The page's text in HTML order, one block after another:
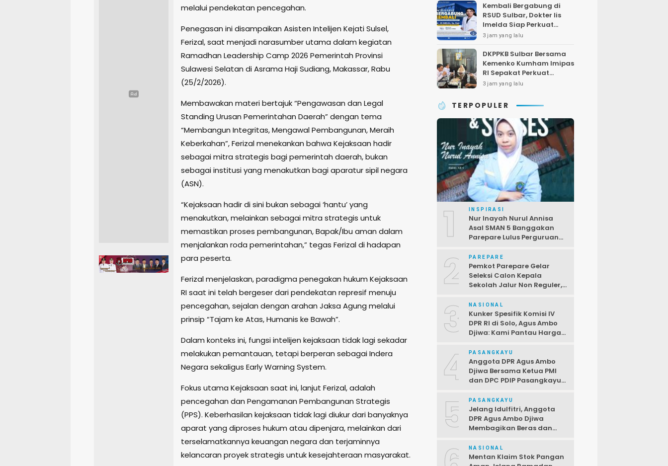
melalui pendekatan pencegahan.
Penegasan ini disampaikan Asisten Intelijen Kejati Sulsel,
Ferizal, saat menjadi narasumber utama dalam kegiatan
Ramadhan Leadership Camp 2026 Pemerintah Provinsi
Sulawesi Selatan di Asrama Haji Sudiang, Makassar, Rabu
(25/2/2026).
Membawakan materi bertajuk “Pengawasan dan Legal
Standing Urusan Pemerintahan Daerah” dengan tema
“Membangun Integritas, Mengawal Pembangunan, Meraih
Keberkahan”, Ferizal menekankan bahwa Kejaksaan hadir
sebagai mitra strategis bagi pemerintah daerah, bukan
sebagai institusi yang menakutkan bagi aparatur sipil negara
(ASN).
“Kejaksaan hadir di sini bukan sebagai ‘hantu’ yang
menakutkan, melainkan sebagai mitra strategis untuk
memastikan proses pembangunan, Bapak/Ibu aman dalam
menjalankan roda pemerintahan,” tegas Ferizal di hadapan
para peserta.
Ferizal menjelaskan, paradigma penegakan hukum Kejaksaan
RI saat ini telah bergeser dari pendekatan represif menuju
pencegahan, sejalan dengan arahan Jaksa Agung melalui
prinsip “Tajam ke Atas, Humanis ke Bawah”.
Dalam konteks ini, fungsi intelijen kejaksaan tidak lagi sekadar
melakukan pemantauan, tetapi berperan sebagai Indera
Negara sekaligus Early Warning System.
Fokus utama Kejaksaan saat ini, lanjut Ferizal, adalah
pencegahan dan Pengamanan Pembangunan Strategis
(PPS). Keberhasilan kejaksaan tidak lagi diukur dari banyaknya
aparat yang diproses hukum atau dipenjara, melainkan dari
terselamatkannya keuangan negara dan terjaminnya
kelancaran proyek strategis untuk kesejahteraan masyarakat.
Kembali Bergabung di
RSUD Sulbar, Dokter Iis
Imelda Siap Perkuat
Layanan Radiologi
3 jam yang lalu
DKPPKB Sulbar Bersama
Kemenko Kumham Imipas
RI Sepakat Perkuat
Pelayanan Kesehatan
3 jam yang lalu
TERPOPULER
1 INSPIRASI
Nur Inayah Nurul Annisa
Asal SMAN 5 Banggakan
Parepare Lulus Perguruan
2 PAREPARE
Pemkot Parepare Gelar
Seleksi Calon Kepala
Sekolah Jalur Non Reguler,
Pendaftaran Ditutup 2 April
3 NASIONAL
Kunker Spesifik Komisi IV
DPR RI di Solo, Agus Ambo
Djiwa: Kami Pantau Harga
4 PASANGKAYU
Anggota DPR Agus Ambo
Djiwa Bersama Ketua PMI
dan DPC PDIP Pasangkayu
Korban Kebakaran di Desa
Kayumaloa
5 PASANGKAYU
Jelang Idulfitri, Anggota
DPR Agus Ambo Djiwa
Membagikan Beras dan
Kurang Mampu
NASIONAL
Mentan Klaim Stok Pangan